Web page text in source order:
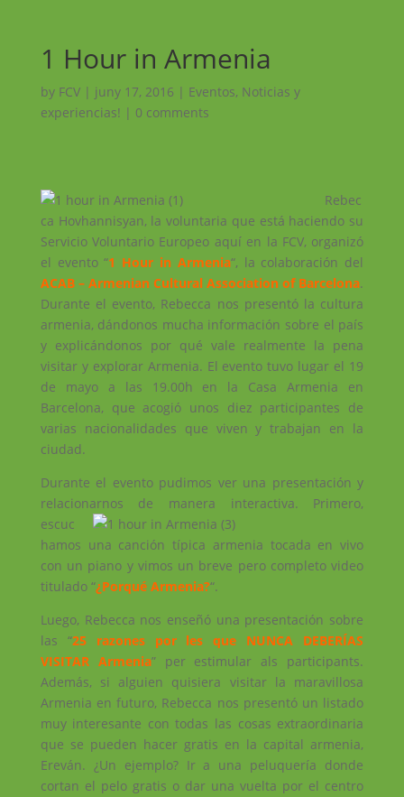
1 Hour in Armenia
by FCV| juny 17, 2016 | Eventos, Noticias y
experiencias! | 0 comments
Rebec
ca Hovhannisyan, la voluntaria que está haciendo su
Servicio Voluntario Europeo aquí en la FCV, organizó
el evento “1 Hour in Armenia“, la colaboración del
ACAB – Armenian Cultural Association of Barcelona.
Durante el evento, Rebecca nos presentó la cultura
armenia, dándonos mucha información sobre el país
y explicándonos por qué vale realmente la pena
visitar y explorar Armenia. El evento tuvo lugar el 19
de mayo a las 19.00h en la Casa Armenia en
Barcelona, que acogió unos diez participantes de
varias nacionalidades que viven y trabajan en la
ciudad.
Durante el evento pudimos ver una presentación y
relacionarnos de manera interactiva. Primero,
escuc
hamos una canción típica armenia tocada en vivo
con un piano y vimos un breve pero completo video
titulado “¿Porqué Armenia?“.
Luego, Rebecca nos enseñó una presentación sobre
las “25 razones por les que NUNCA DEBERÍAS
VISITAR Armenia” per estimular als participants.
Además, si alguien quisiera visitar la maravillosa
Armenia en futuro, Rebecca nos presentó un listado
muy interesante con todas las cosas extraordinaria
que se pueden hacer gratis en la capital armenia,
Ereván. ¿Un ejemplo? Ir a una peluquería donde
cortan el pelo gratis o dar una vuelta por el centro